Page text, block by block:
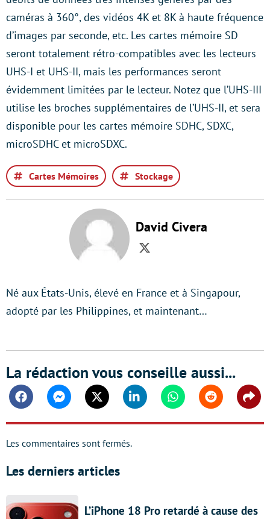
caméras à 360°, des vidéos 4K et 8K à haute fréquence
d’images par seconde, etc. Les cartes mémoire SD
seront totalement rétro-compatibles avec les lecteurs
UHS-I et UHS-II, mais les performances seront
évidemment limitées par le lecteur. Notez que l’UHS-III
utilise les broches supplémentaires de l’UHS-II, et sera
disponible pour les cartes mémoire SDHC, SDXC,
microSDHC et microSDXC.
Cartes Mémoires Stockage
David Civera
Twitter
Né aux États-Unis, élevé en France et à Singapour,
adopté par les Philippines, et maintenant…
La rédaction vous conseille aussi...
FacebookMessengerTwitter Linkedin WhatsappReddit
Les commentaires sont fermés.
Les derniers articles
L’iPhone 18 Pro retardé à cause des